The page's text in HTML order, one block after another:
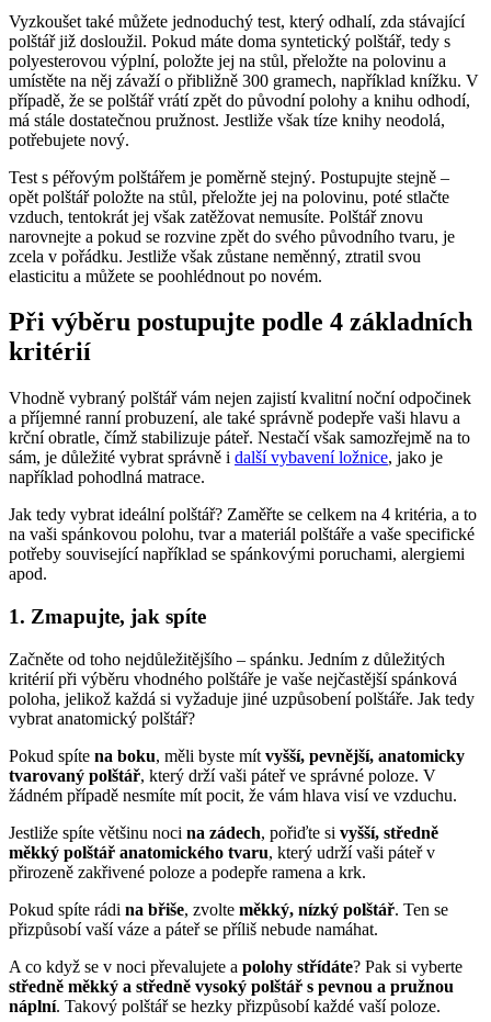
Vyzkoušet také můžete jednoduchý test, který odhalí, zda stávající
polštář již dosloužil. Pokud máte doma syntetický polštář, tedy s
polyesterovou výplní, položte jej na stůl, přeložte na polovinu a
umístěte na něj závaží o přibližně 300 gramech, například knížku. V
případě, že se polštář vrátí zpět do původní polohy a knihu odhodí,
má stále dostatečnou pružnost. Jestliže však tíze knihy neodolá,
potřebujete nový.
Test s péřovým polštářem je poměrně stejný. Postupujte stejně –
opět polštář položte na stůl, přeložte jej na polovinu, poté stlačte
vzduch, tentokrát jej však zatěžovat nemusíte. Polštář znovu
narovnejte a pokud se rozvine zpět do svého původního tvaru, je
zcela v pořádku. Jestliže však zůstane neměnný, ztratil svou
elasticitu a můžete se poohlédnout po novém.
Při výběru postupujte podle 4 základních
kritérií
Vhodně vybraný polštář vám nejen zajistí kvalitní noční odpočinek
a příjemné ranní probuzení, ale také správně podepře vaši hlavu a
krční obratle, čímž stabilizuje páteř. Nestačí však samozřejmě na to
sám, je důležité vybrat správně i další vybavení ložnice, jako je
například pohodlná matrace.
Jak tedy vybrat ideální polštář? Zaměřte se celkem na 4 kritéria, a to
na vaši spánkovou polohu, tvar a materiál polštáře a vaše specifické
potřeby související například se spánkovými poruchami, alergiemi
apod.
1. Zmapujte, jak spíte
Začněte od toho nejdůležitějšího – spánku. Jedním z důležitých
kritérií při výběru vhodného polštáře je vaše nejčastější spánková
poloha, jelikož každá si vyžaduje jiné uzpůsobení polštáře. Jak tedy
vybrat anatomický polštář?
Pokud spíte na boku, měli byste mít vyšší, pevnější, anatomicky
tvarovaný polštář, který drží vaši páteř ve správné poloze. V
žádném případě nesmíte mít pocit, že vám hlava visí ve vzduchu.
Jestliže spíte většinu noci na zádech, pořiďte si vyšší, středně
měkký polštář anatomického tvaru, který udrží vaši páteř v
přirozeně zakřivené poloze a podepře ramena a krk.
Pokud spíte rádi na břiše, zvolte měkký, nízký polštář. Ten se
přizpůsobí vaší váze a páteř se příliš nebude namáhat.
A co když se v noci převalujete a polohy střídáte? Pak si vyberte
středně měkký a středně vysoký polštář s pevnou a pružnou
náplní. Takový polštář se hezky přizpůsobí každé vaší poloze.